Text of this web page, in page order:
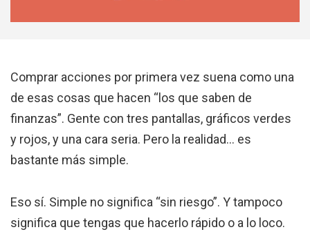
Comprar acciones por primera vez suena como una
de esas cosas que hacen “los que saben de
finanzas”. Gente con tres pantallas, gráficos verdes
y rojos, y una cara seria. Pero la realidad… es
bastante más simple.
Eso sí. Simple no significa “sin riesgo”. Y tampoco
significa que tengas que hacerlo rápido o a lo loco.